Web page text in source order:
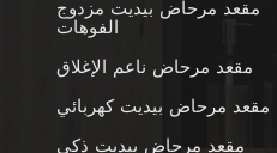
مقعد مرحاض بيديت مزدوج
الفوهات
مقعد مرحاض ناعم الإغلاق
مقعد مرحاض بيديت كهربائي
مقعد مرحاض بيديت ذكي